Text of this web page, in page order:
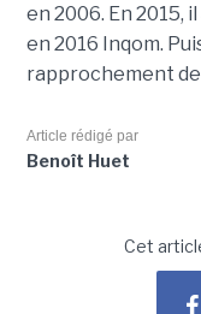
en 2006. En 2015,
en 2016 Inqom.
rapprochement
Article rédigé par
Benoît Huet
Cet